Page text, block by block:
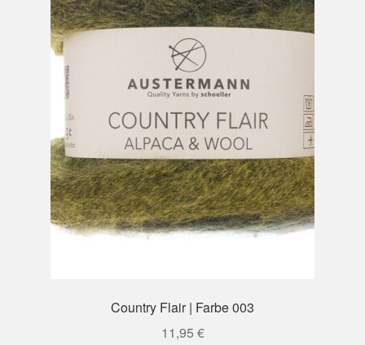
Country Flair | Farbe 003
11,95 €